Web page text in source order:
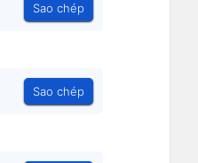
Sao chép
Sao chép